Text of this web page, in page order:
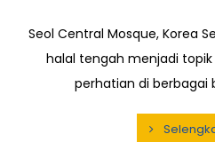
Seol Central Mosque, Korea
halal tengah menjadi
perhatian di berbagai